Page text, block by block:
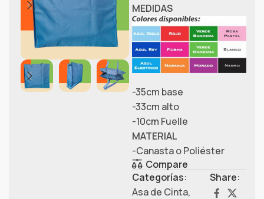
MEDIDAS
-35cm base
-33cm alto
-10cm Fuelle
MATERIAL
-Canasta o Poliéster
Compare
Categorías:
Asa de Cinta,
Share: